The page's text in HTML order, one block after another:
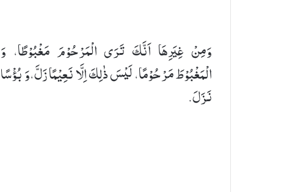
وَمِنْ غِیَرِهَا اَنَّكَ تَرَی الْمَرْحُوْمَ مَغْبُوْطًا، وَ
الْمَغْبُوْطَ مَرْحُوْمًا، لَیْسَ ذٰلِكَ اِلَّا نَعِیْمًا زَلَّ،وَ بُؤْسًا
نَزَلَ.